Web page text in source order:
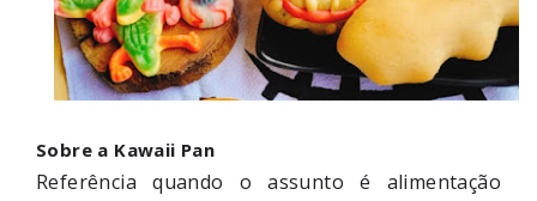
Sobre a Kawaii Pan
Referência quando o assunto é alimentação